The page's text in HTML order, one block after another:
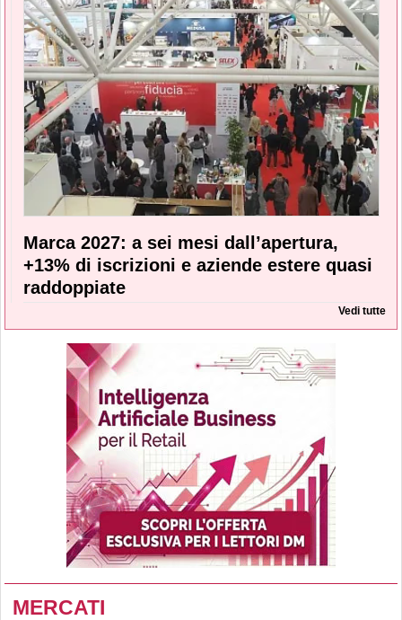
Marca 2027: a sei mesi dall’apertura,
+13% di iscrizioni e aziende estere quasi
raddoppiate
Vedi tutte
MERCATI